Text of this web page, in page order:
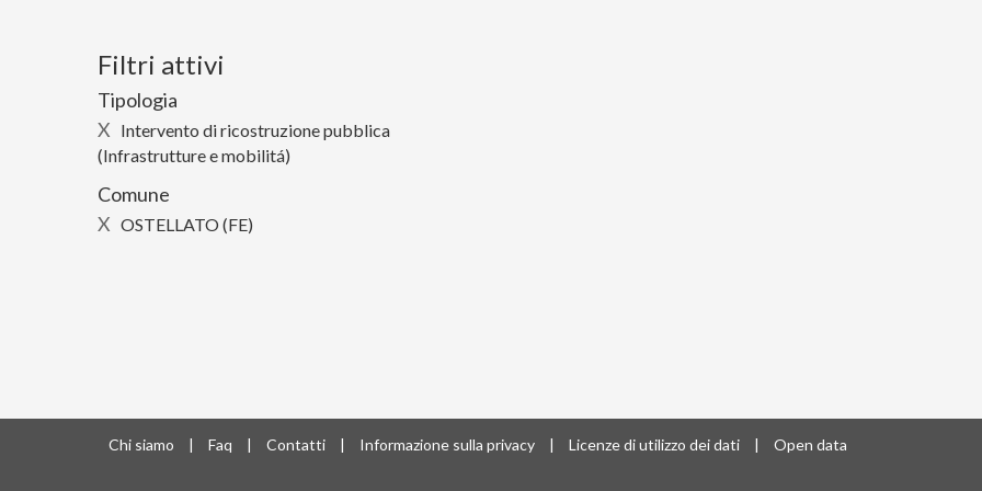
Filtri attivi
Tipologia
X Intervento di ricostruzione pubblica
(Infrastrutture e mobilitá)
Comune
X OSTELLATO (FE)
Chi siamo | Faq | Contatti | Informazione sulla privacy | Licenze di utilizzo dei dati | Open data